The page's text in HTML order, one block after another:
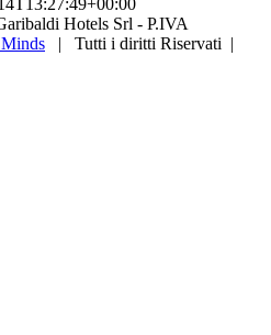
Hotels Srl - P.IVA
| Tutti i diritti Riservati |